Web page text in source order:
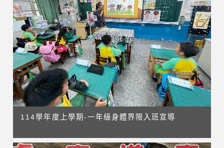
114學年度上學期-一年級身體界限入班宣導